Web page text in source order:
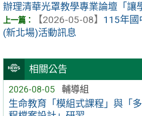
相關公告
2026-08-05 輔導組
生命教育「模組式課程」與「
辦理清華光罩教學專業論壇「讓
【2026-05-08】 115年國
(新北場)活動訊息